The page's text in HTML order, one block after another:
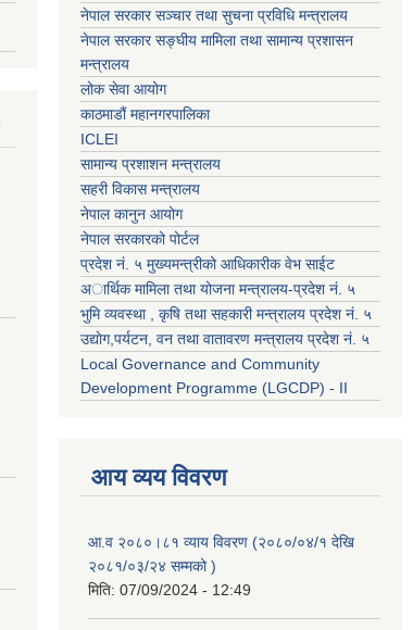
नेपाल सरकार सञ्चार तथा सुचना प्रविधि मन्त्रालय
नेपाल सरकार सङ्घीय मामिला तथा सामान्य प्रशासन
मन्त्रालय
लोक सेवा आयोग
काठमाडौं महानगरपालिका
ICLEI
सामान्य प्रशाशन मन्त्रालय
सहरी विकास मन्त्रालय
नेपाल कानुन आयोग
नेपाल सरकारको पोर्टल
प्रदेश नं. ५ मुख्यमन्त्रीको आधिकारीक वेभ साईट
अार्थिक मामिला तथा योजना मन्त्रालय-प्रदेश नं. ५
भुमि व्यवस्था , कृषि तथा सहकारी मन्त्रालय प्रदेश नं. ५
उद्याेग,पर्यटन, वन तथा वातावरण मन्त्रालय प्रदेश नं. ५
Local Governance and Community
Development Programme (LGCDP) - II
आय व्यय विवरण
आ.व २०८०।८१ व्याय विवरण (२०८०/०४/१ देखि
२०८१/०३/२४ सम्मको )
मिति: 07/09/2024 - 12:49